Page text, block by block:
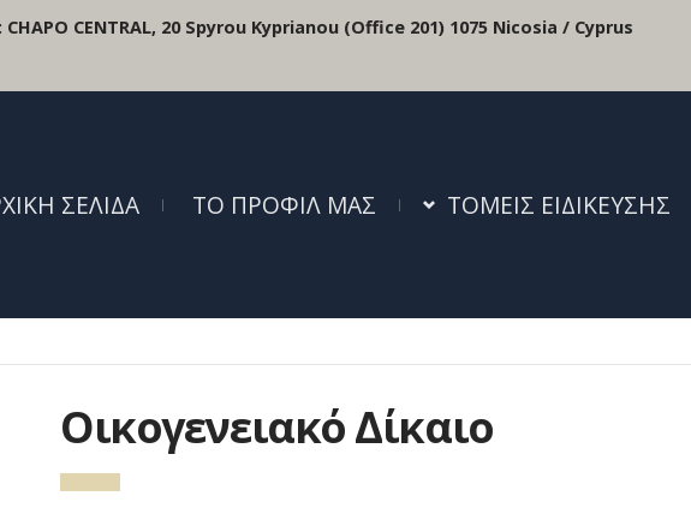
CHAPO CENTRAL, 20 Spyrou Kyprianou (Office 201) 1075 Nicosia / Cyprus
ΣΕΛΙΔΑ ΤΟ ΠΡΟΦΙΛ ΜΑΣ ΤΟΜΕΙΣ ΕΙΔΙΚΕΥΣΗΣ
Οικογενειακό Δίκαιο